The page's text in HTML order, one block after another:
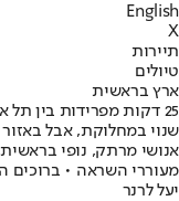
English
X
תיירות
טיולים
ארץ בראשית
25 דקות מפרידות בין תל
שנוי במחלוקת, אבל
אנושי מרתק, נופי
מעוררי השראה • ברוכים
יעל לרנר